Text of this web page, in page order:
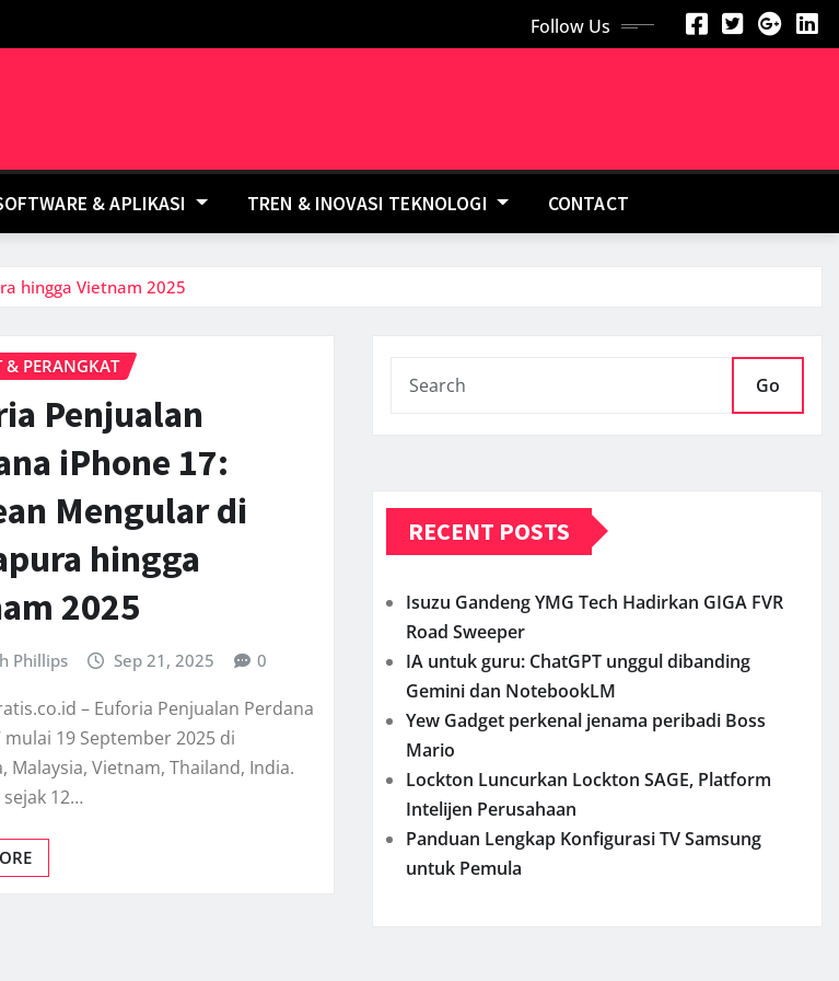
Follow Us
& APLIKASI TREN & INOVASI TEKNOLOGI CONTACT
hingga Vietnam 2025
& PERANGKAT
Penjualan
iPhone 17:
Mengular di
hingga
2025
Phillips Sep 21, 2025 0
– Euforia Penjualan Perdana
mulai 19 September 2025 di
Malaysia, Vietnam, Thailand, India.
12…
Go
RECENT POSTS
Isuzu Gandeng YMG Tech Hadirkan GIGA FVR
Road Sweeper
IA untuk guru: ChatGPT unggul dibanding
Gemini dan NotebookLM
Yew Gadget perkenal jenama peribadi Boss
Mario
Lockton Luncurkan Lockton SAGE, Platform
Intelijen Perusahaan
Panduan Lengkap Konfigurasi TV Samsung
untuk Pemula